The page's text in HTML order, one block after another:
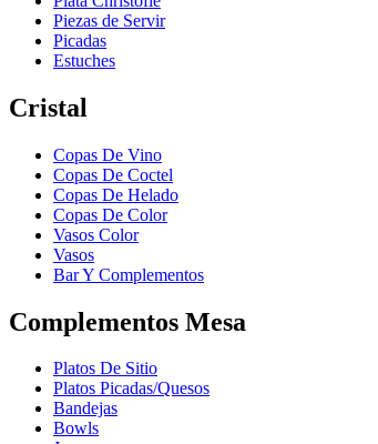
Piezas de Servir
Picadas
Estuches
Cristal
Copas De Vino
Copas De Coctel
Copas De Helado
Copas De Color
Vasos Color
Vasos
Bar Y Complementos
Complementos Mesa
Platos De Sitio
Platos Picadas/Quesos
Bandejas
Bowls